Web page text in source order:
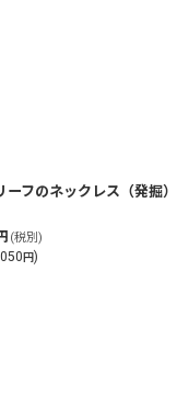
ーフのネックレス（発掘）
(税別)
円)